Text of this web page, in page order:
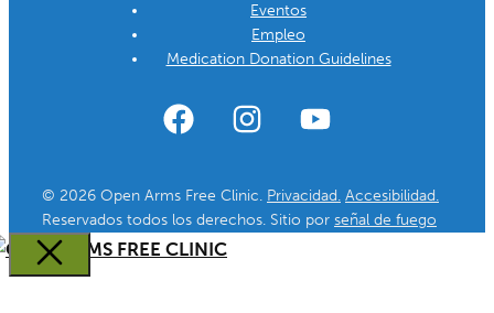
Eventos
Empleo
Medication Donation Guidelines
© 2026 Open Arms Free Clinic. Privacidad. Accesibilidad.
Reservados todos los derechos. Sitio por señal de fuego
Cerca